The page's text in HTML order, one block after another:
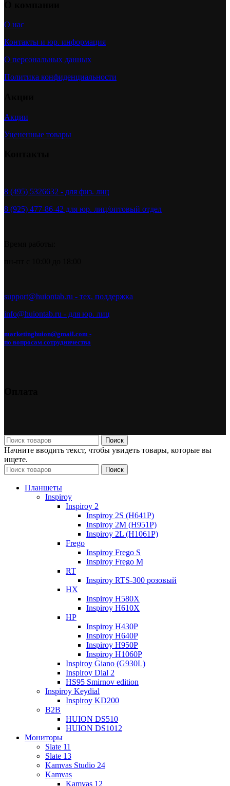
О нас
Контакты и юр. информация
О персональных данных
Политика конфиденциальности
Акции
Уцененные товары
8 (495) 5326632 - для физ. лиц
8 (925) 477-86-42 для юр. лиц/оптовый отдел
support@huiontab.ru - тех. поддержка
info@huiontab.ru - для юр. лиц
marketinghuion@gmail.com -
по вопросам сотрудничества
Поиск
Начните вводить текст, чтобы увидеть товары, которые вы
ищете.
Поиск
Планшеты
Inspiroy
Inspiroy 2
Inspiroy 2S (H641P)
Inspiroy 2M (H951P)
Inspiroy 2L (H1061P)
Frego
Inspiroy Frego S
Inspiroy Frego M
RT
Inspiroy RTS-300 розовый
HX
Inspiroy H580X
Inspiroy H610X
HP
Inspiroy H430P
Inspiroy H640P
Inspiroy H950P
Inspiroy H1060P
Inspiroy Giano (G930L)
Inspiroy Dial 2
HS95 Smirnov edition
Inspiroy Keydial
Inspiroy KD200
B2B
HUION DS510
HUION DS1012
Мониторы
Slate 11
Slate 13
Kamvas Studio 24
Kamvas
Kamvas 12